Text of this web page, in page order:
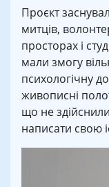
Проєкт
митців,
просторах і
мали змогу
психологічну
живописні
що не
написати свою